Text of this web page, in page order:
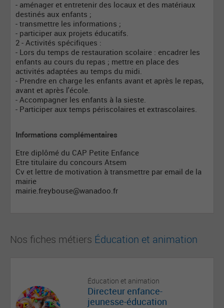
- aménager et entretenir des locaux et des matériaux
destinés aux enfants ;
- transmettre les informations ;
- participer aux projets éducatifs.
2 - Activités spécifiques :
- Lors du temps de restauration scolaire : encadrer les
enfants au cours du repas ; mettre en place des
activités adaptées au temps du midi.
- Prendre en charge les enfants avant et après le repas,
avant et après l'école.
- Accompagner les enfants à la sieste.
- Participer aux temps périscolaires et extrascolaires.
Informations complémentaires
Etre diplômé du CAP Petite Enfance
Etre titulaire du concours Atsem
Cv et lettre de motivation à transmettre par email de la
mairie
mairie.freybouse@wanadoo.fr
Nos fiches métiers Éducation et animation
Éducation et animation
Directeur enfance-
jeunesse-éducation